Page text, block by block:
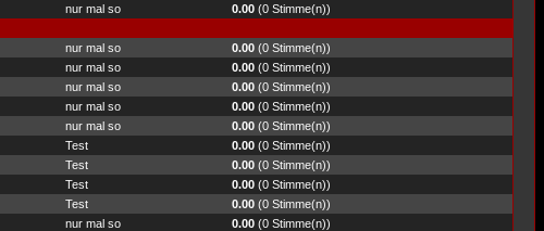
nur mal so 0.00 (0 Stimme(n))
nur mal so 0.00 (0 Stimme(n))
nur mal so 0.00 (0 Stimme(n))
nur mal so 0.00 (0 Stimme(n))
nur mal so 0.00 (0 Stimme(n))
nur mal so 0.00 (0 Stimme(n))
Test 0.00 (0 Stimme(n))
Test 0.00 (0 Stimme(n))
Test 0.00 (0 Stimme(n))
Test 0.00 (0 Stimme(n))
nur mal so 0.00 (0 Stimme(n))